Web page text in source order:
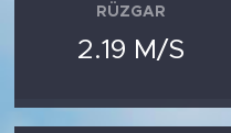
RÜZGAR
2.19 M/S